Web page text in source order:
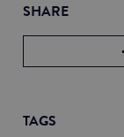
SHARE
TAGS